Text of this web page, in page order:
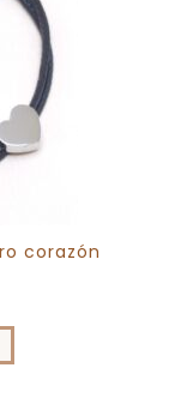
corazón